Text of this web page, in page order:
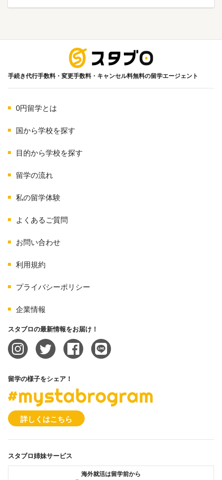
手続き代行手数料・変更手数料・キャンセル料無料の留学エージェント
0円留学とは
国から学校を探す
目的から学校を探す
留学の流れ
私の留学体験
よくあるご質問
お問い合わせ
利用規約
プライバシーポリシー
企業情報
スタブロの最新情報をお届け！
留学の様子をシェア！
詳しくはこちら
スタブロ姉妹サービス
海外就活は留学前から